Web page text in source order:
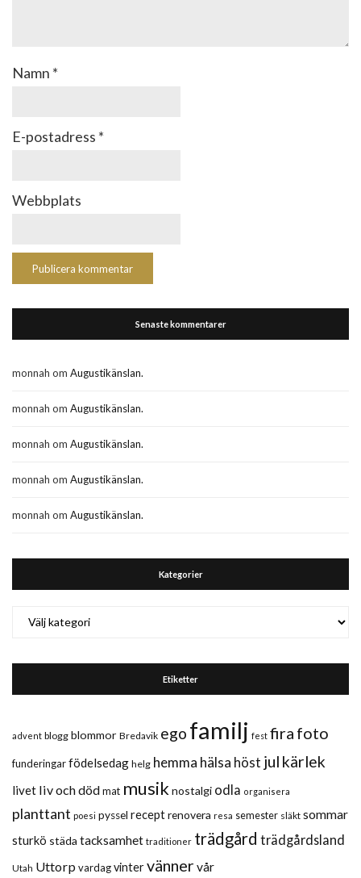
Namn *
E-postadress *
Webbplats
Senaste kommentarer
monnah om Augustikänslan.
monnah om Augustikänslan.
monnah om Augustikänslan.
monnah om Augustikänslan.
monnah om Augustikänslan.
Kategorier
Etiketter
advent blogg blommor Bredavik ego familj fest fira foto
funderingarfödelsedag helg hemma hälsa höst jul kärlek
livet liv och dödmat musik nostalgi odla organisera
planttant poesi pyssel receptrenovera resa semester släkt sommar
sturkö städa tacksamhet traditioner trädgård trädgårdsland
Utah Uttorp vardagvintervänner vår